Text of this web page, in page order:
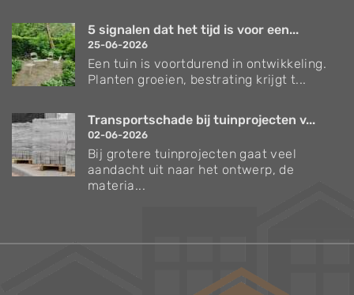
5 signalen dat het tijd is voor een...
25-06-2026
Een tuin is voortdurend in ontwikkeling.
Planten groeien, bestrating krijgt t...
Transportschade bij tuinprojecten v...
02-06-2026
Bij grotere tuinprojecten gaat veel
aandacht uit naar het ontwerp, de
materia...